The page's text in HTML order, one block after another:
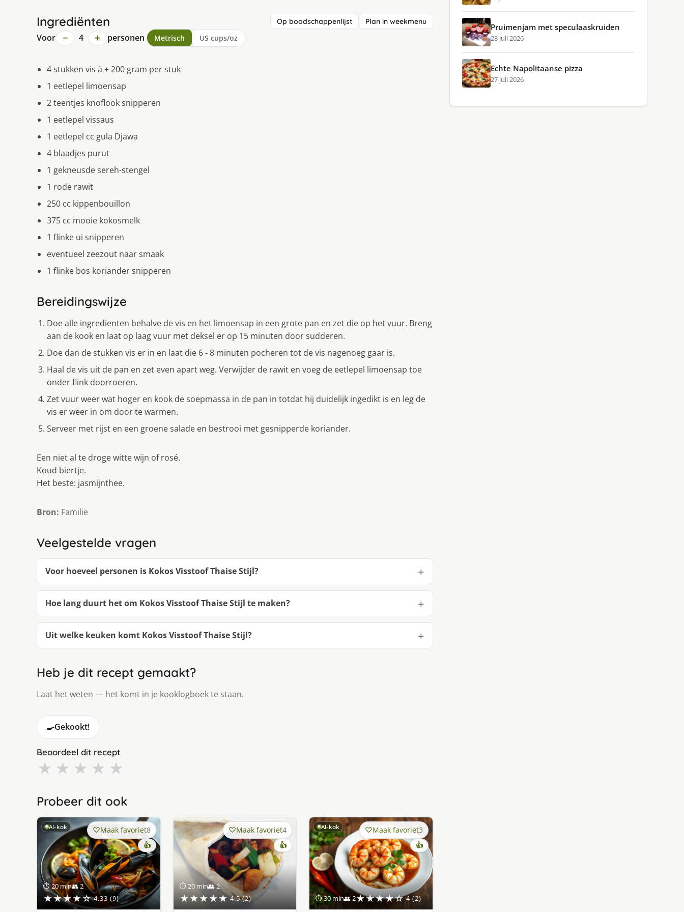
Ingrediënten Op boodschappenlijst Plan in weekmenu
Voor − 4 + personen Metrisch US cups/oz
4 stukken vis à ± 200 gram per stuk
1 eetlepel limoensap
2 teentjes knoflook snipperen
1 eetlepel vissaus
1 eetlepel cc gula Djawa
4 blaadjes purut
1 gekneusde sereh-stengel
1 rode rawit
250 cc kippenbouillon
375 cc mooie kokosmelk
1 flinke ui snipperen
eventueel zeezout naar smaak
1 flinke bos koriander snipperen
Bereidingswijze
Doe alle ingredienten behalve de vis en het limoensap in een grote pan en zet die op het vuur. Breng
aan de kook en laat op laag vuur met deksel er op 15 minuten door sudderen.
Doe dan de stukken vis er in en laat die 6 - 8 minuten pocheren tot de vis nagenoeg gaar is.
Haal de vis uit de pan en zet even apart weg. Verwijder de rawit en voeg de eetlepel limoensap toe
onder flink doorroeren.
Zet vuur weer wat hoger en kook de soepmassa in de pan in totdat hij duidelijk ingedikt is en leg de
vis er weer in om door te warmen.
Serveer met rijst en een groene salade en bestrooi met gesnipperde koriander.
Een niet al te droge witte wijn of rosé.
Koud biertje.
Het beste: jasmijnthee.
Bron: Familie
Veelgestelde vragen
Voor hoeveel personen is Kokos Visstoof Thaise Stijl?
Hoe lang duurt het om Kokos Visstoof Thaise Stijl te maken?
Uit welke keuken komt Kokos Visstoof Thaise Stijl?
Heb je dit recept gemaakt?
Laat het weten — het komt in je kooklogboek te staan.
🍳Gekookt!
Beoordeel dit recept
★ ★ ★ ★ ★
Probeer dit ook
AI-kok
⏱ 20 min👥 2
★★★★☆ 4.33 (9)
Maak favoriet8
👍
⏱ 20 min👥 2
★★★★★ 4.5 (2)
Maak favoriet4
👍
AI-kok
⏱ 30 min👥 2★★★★☆ 4 (2)
Maak favoriet3
👍
Pruimenjam met speculaaskruiden
28 juli 2026
Echte Napolitaanse pizza
27 juli 2026